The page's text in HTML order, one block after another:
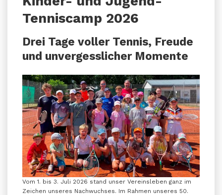
Tenniscamp 2026
Drei Tage voller Tennis, Freude
und unvergesslicher Momente
Vom 1. bis 3. Juli 2026 stand unser Vereinsleben ganz im
Zeichen unseres Nachwuchses. Im Rahmen unseres 50.